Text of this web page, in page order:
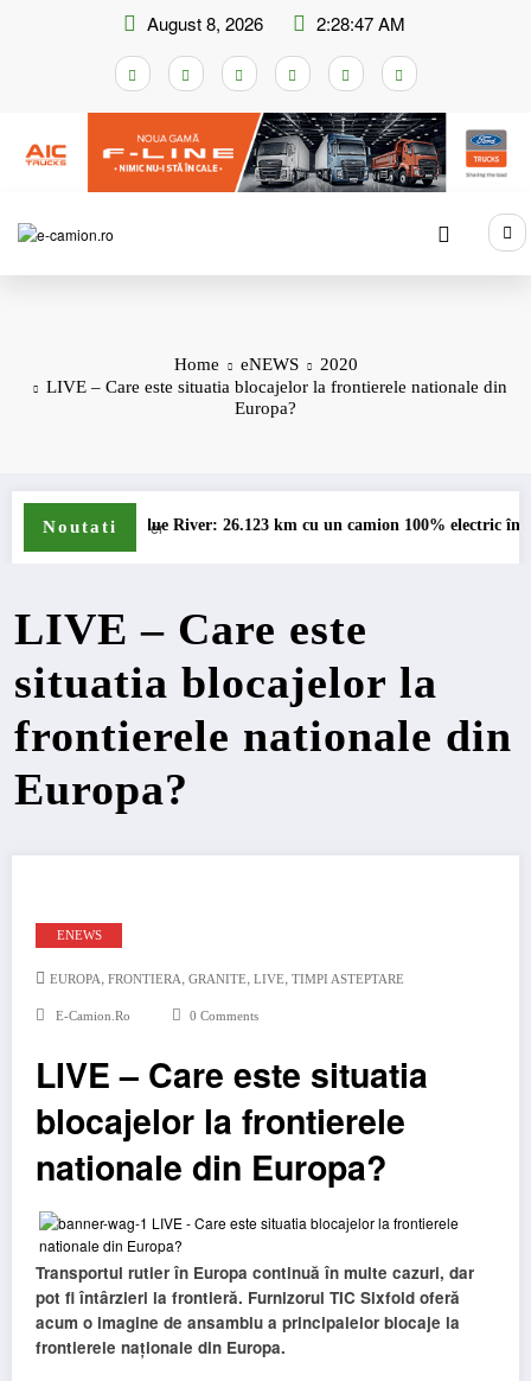
August 8, 2026 2:28:48 AM
Home eNEWS
2020
LIVE – Care este situatia blocajelor la frontierele nationale din
Europa?
Noutati
Blue River: 26.123 km cu un camion 100% electric în transport
LIVE – Care este
situatia blocajelor la
frontierele nationale din
Europa?
ENEWS
EUROPA, FRONTIERA, GRANITE, LIVE, TIMPI ASTEPTARE
E-Camion.ro 0 Comments
LIVE – Care este situatia
blocajelor la frontierele
nationale din Europa?
Transportul rutier în Europa continuă în multe cazuri, dar
pot fi întârzieri la frontieră. Furnizorul TIC Sixfold oferă
acum o imagine de ansamblu a principalelor blocaje la
frontierele naționale din Europa.